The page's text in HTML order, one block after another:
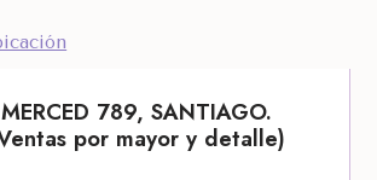
MERCED 789, SANTIAGO.
por mayor y detalle)